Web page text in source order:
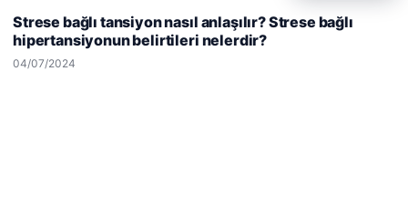
© 2026 Şiir Forum – Güncel Haberler
kullanıyoruz.Çerez Politikamız
Strese bağlı tansiyon nasıl anlaşılır? Strese bağlı
hipertansiyonun belirtileri nelerdir?
04/07/2024